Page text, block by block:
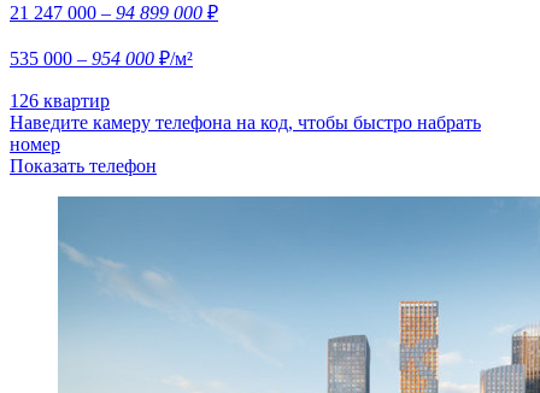
21 247 000 – 94 899 000 ₽
535 000 – 954 000 ₽/м²
126 квартир
Наведите камеру телефона на код, чтобы быстро набрать
номер
Показать телефон